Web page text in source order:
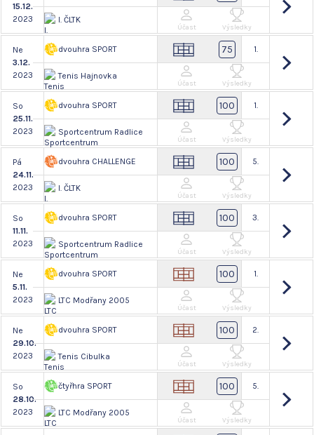
15.12.
2023
I. ČLTK
Účast Výsledky
Ne
3.12.
2023
dvouhra SPORT
Tenis Hajnovka
75 1.
Účast Výsledky
So
25.11.
2023
dvouhra SPORT
Sportcentrum Radlice
100 1.
Účast Výsledky
Pá
24.11.
2023
dvouhra CHALLENGE
I. ČLTK
100 5.
Účast Výsledky
So
11.11.
2023
dvouhra SPORT
Sportcentrum Radlice
100 3.
Účast Výsledky
Ne
5.11.
2023
dvouhra SPORT
LTC Modřany 2005
100 1.
Účast Výsledky
Ne
29.10.
2023
dvouhra SPORT
Tenis Cibulka
100 2.
Účast Výsledky
So
28.10.
2023
čtyřhra SPORT
LTC Modřany 2005
100 5.
Účast Výsledky